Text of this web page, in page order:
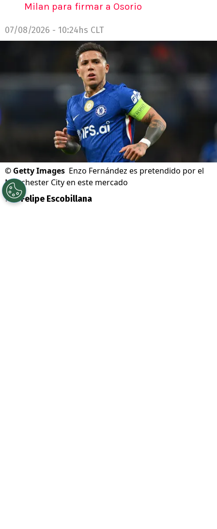
Milan para firmar a Osorio
07/08/2026 - 10:24hs CLT
© Getty Images Enzo Fernández es pretendido por el
Manchester City en este mercado
Por Felipe Escobillana